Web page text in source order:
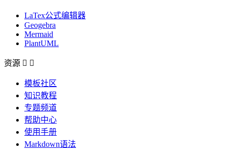
LaTex公式编辑器
Geogebra
Mermaid
PlantUML
资源  
模板社区
知识教程
专题频道
帮助中心
使用手册
Markdown语法